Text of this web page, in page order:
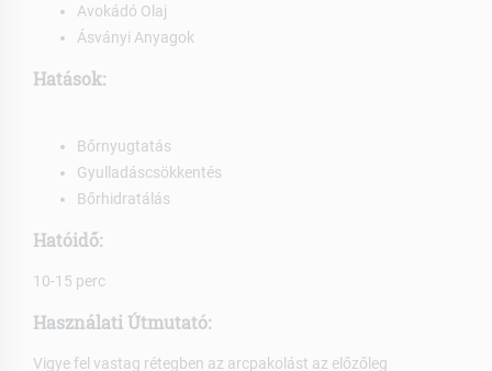
Avokádó Olaj
Ásványi Anyagok
Hatások:
Bőrnyugtatás
Gyulladáscsökkentés
Bőrhidratálás
Hatóidő:
10-15 perc
Használati Útmutató:
Vigye fel vastag rétegben az arcpakolást az előzőleg